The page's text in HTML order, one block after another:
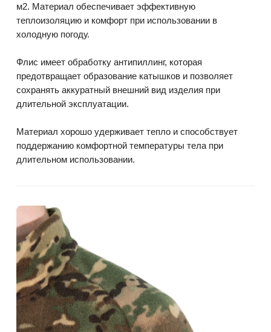
м2. Материал обеспечивает эффективную
теплоизоляцию и комфорт при использовании в
холодную погоду.
Флис имеет обработку антипиллинг, которая
предотвращает образование катышков и позволяет
сохранять аккуратный внешний вид изделия при
длительной эксплуатации.
Материал хорошо удерживает тепло и способствует
поддержанию комфортной температуры тела при
длительном использовании.